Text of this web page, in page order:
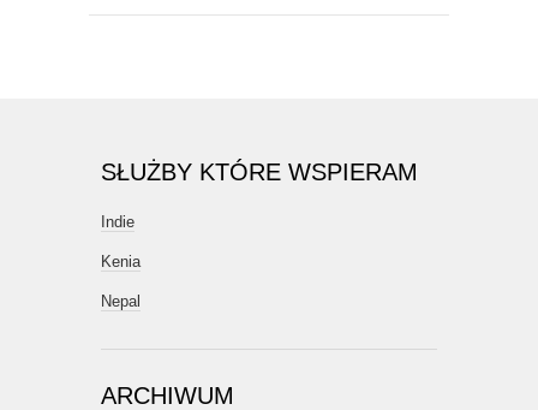
SŁUŻBY KTÓRE WSPIERAM
Indie
Kenia
Nepal
ARCHIWUM